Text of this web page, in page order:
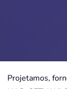
Projetamos,